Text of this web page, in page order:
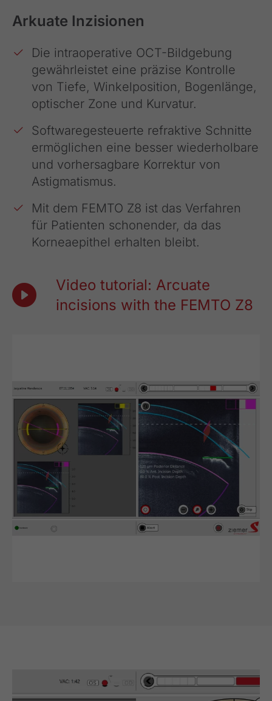
Arkuate Inzisionen
Die intraoperative OCT-Bildgebung
gewährleistet eine präzise Kontrolle
von Tiefe, Winkelposition, Bogenlänge,
optischer Zone und Kurvatur.
Softwaregesteuerte refraktive Schnitte
ermöglichen eine besser wiederholbare
und vorhersagbare Korrektur von
Astigmatismus.
Mit dem FEMTO Z8 ist das Verfahren
für Patienten schonender, da das
Korneaepithel erhalten bleibt.
Video tutorial: Arcuate
incisions with the FEMTO Z8